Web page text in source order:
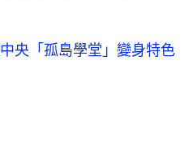
央「孤島學堂」變身特色